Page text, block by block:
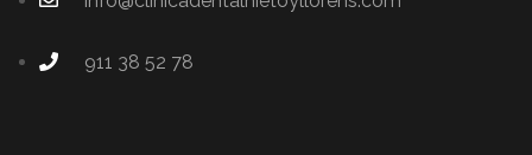
911 38 52 78